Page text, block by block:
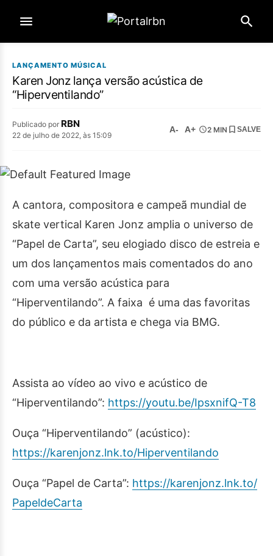
LANÇAMENTO MÚSICAL
Karen Jonz lança versão acústica de
“Hiperventilando”
Publicado por RBN
22 de julho de 2022, às 15:09
A- A+ 2 MIN SALVE
A cantora, compositora e campeã mundial de
skate vertical Karen Jonz amplia o universo de
“Papel de Carta”, seu elogiado disco de estreia e
um dos lançamentos mais comentados do ano
com uma versão acústica para
“Hiperventilando”. A faixa é uma das favoritas
do público e da artista e chega via BMG.
Assista ao vídeo ao vivo e acústico de
“Hiperventilando”: https://youtu.be/IpsxnifQ-T8
Ouça “Hiperventilando” (acústico):
https://karenjonz.lnk.to/Hiperventilando
Ouça “Papel de Carta”: https://karenjonz.lnk.to/
PapeldeCarta